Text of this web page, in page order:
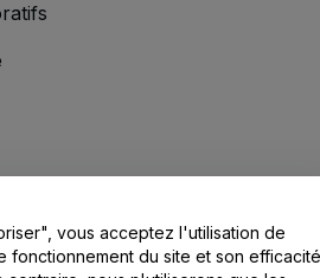
/ Nous contacter
vous acceptez l'utilisation de
fonctionnement du site et son efficacité